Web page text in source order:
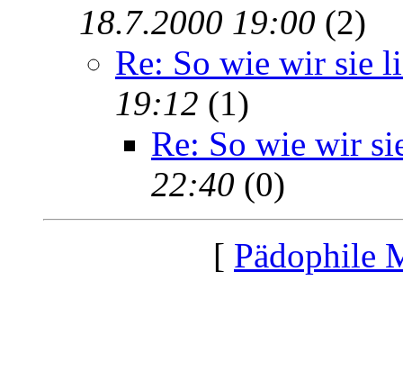
18.7.2000 19:00 (2)
Re: So wie wir sie
19:12 (1)
Re: So wie wir
22:40 (0)
[ Pädophile